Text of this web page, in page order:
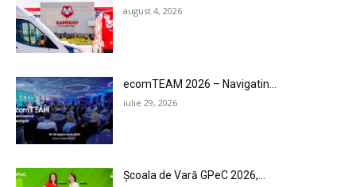
august 4, 2026
ecomTEAM 2026 – Navigatin...
iulie 29, 2026
Școala de Vară GPeC 2026,...